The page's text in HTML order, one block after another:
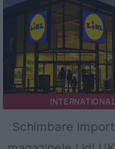
INTERNATIONAL
Schimbare